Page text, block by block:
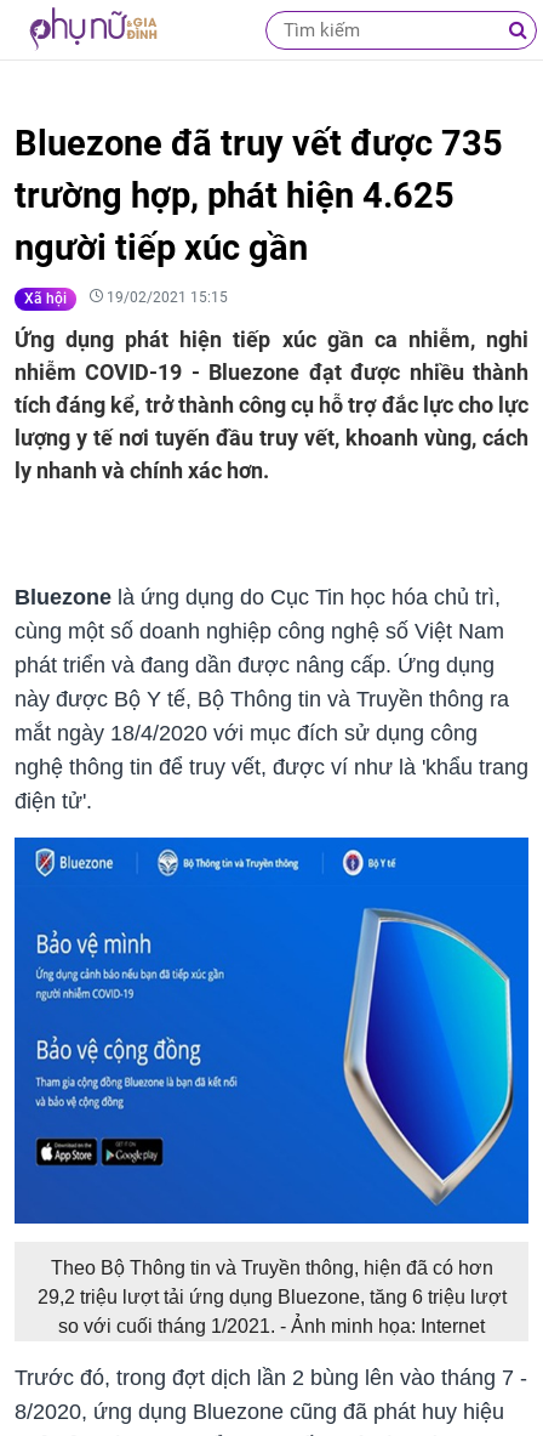
Bluezone đã truy vết được 735
trường hợp, phát hiện 4.625
người tiếp xúc gần
Xã hội 19/02/2021 15:15
Ứng dụng phát hiện tiếp xúc gần ca nhiễm, nghi
nhiễm COVID-19 - Bluezone đạt được nhiều thành
tích đáng kể, trở thành công cụ hỗ trợ đắc lực cho lực
lượng y tế nơi tuyến đầu truy vết, khoanh vùng, cách
ly nhanh và chính xác hơn.
Bluezone là ứng dụng do Cục Tin học hóa chủ trì,
cùng một số doanh nghiệp công nghệ số Việt Nam
phát triển và đang dần được nâng cấp. Ứng dụng
này được Bộ Y tế, Bộ Thông tin và Truyền thông ra
mắt ngày 18/4/2020 với mục đích sử dụng công
nghệ thông tin để truy vết, được ví như là 'khẩu trang
điện tử'.
Theo Bộ Thông tin và Truyền thông, hiện đã có hơn
29,2 triệu lượt tải ứng dụng Bluezone, tăng 6 triệu lượt
so với cuối tháng 1/2021. - Ảnh minh họa: Internet
Trước đó, trong đợt dịch lần 2 bùng lên vào tháng 7 -
8/2020, ứng dụng Bluezone cũng đã phát huy hiệu